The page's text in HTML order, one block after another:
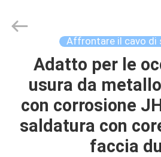
CASA
PRODOTTI
Affrontare il cavo di
Adatto per le
usura da
con corrosione
saldatura con
faccia